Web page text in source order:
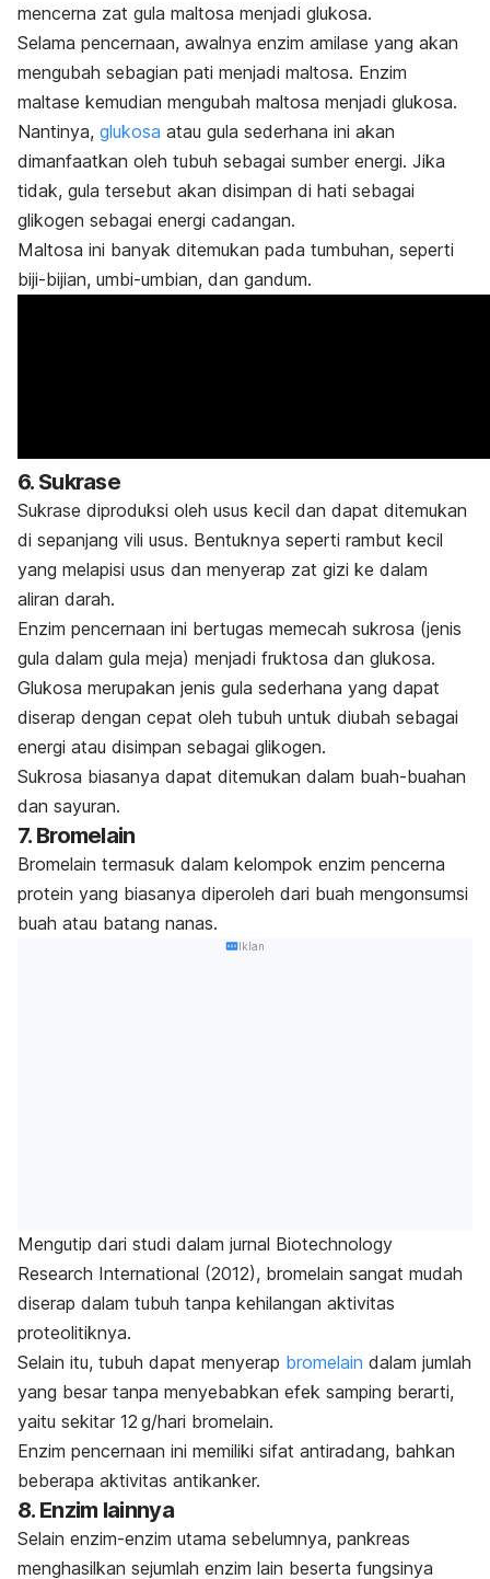
mencerna zat gula maltosa menjadi glukosa.
Selama pencernaan, awalnya enzim amilase yang akan
mengubah sebagian pati menjadi maltosa. Enzim
maltase kemudian mengubah maltosa menjadi glukosa.
Nantinya, glukosa atau gula sederhana ini akan
dimanfaatkan oleh tubuh sebagai sumber energi. Jika
tidak, gula tersebut akan disimpan di hati sebagai
glikogen sebagai energi cadangan.
Maltosa ini banyak ditemukan pada tumbuhan, seperti
biji-bijian, umbi-umbian, dan gandum.
6. Sukrase
Sukrase diproduksi oleh usus kecil dan dapat ditemukan
di sepanjang vili usus. Bentuknya seperti rambut kecil
yang melapisi usus dan menyerap zat gizi ke dalam
aliran darah.
Enzim pencernaan ini bertugas memecah sukrosa (jenis
gula dalam gula meja) menjadi fruktosa dan glukosa.
Glukosa merupakan jenis gula sederhana yang dapat
diserap dengan cepat oleh tubuh untuk diubah sebagai
energi atau disimpan sebagai glikogen.
Sukrosa biasanya dapat ditemukan dalam buah-buahan
dan sayuran.
7. Bromelain
Bromelain termasuk dalam kelompok enzim pencerna
protein yang biasanya diperoleh dari buah mengonsumsi
buah atau batang nanas.
Iklan
Mengutip dari studi dalam jurnal Biotechnology
Research International (2012), bromelain sangat mudah
diserap dalam tubuh tanpa kehilangan aktivitas
proteolitiknya.
Selain itu, tubuh dapat menyerap bromelain dalam jumlah
yang besar tanpa menyebabkan efek samping berarti,
yaitu sekitar 12 g/hari bromelain.
Enzim pencernaan ini memiliki sifat antiradang, bahkan
beberapa aktivitas antikanker.
8. Enzim lainnya
Selain enzim-enzim utama sebelumnya, pankreas
menghasilkan sejumlah enzim lain beserta fungsinya